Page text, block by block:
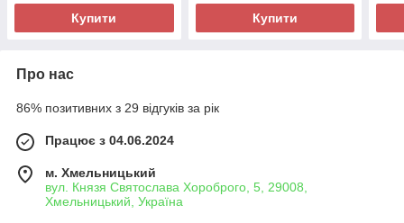
Купити Купити
Про нас
86% позитивних з 29 відгуків за рік
Працює з 04.06.2024
м. Хмельницький
вул. Князя Святослава Хороброго, 5, 29008,
Хмельницький, Україна